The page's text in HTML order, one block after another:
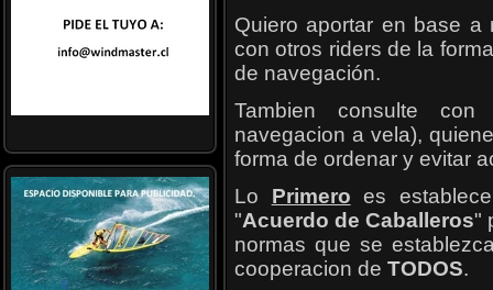
Quiero aportar en base
con otros riders de la
de navegación.
Tambien consulte
navegacion a vela),
forma de ordenar y evitar
Lo Primero es
"Acuerdo de Caballeros"
normas que se
cooperacion de TODOS.